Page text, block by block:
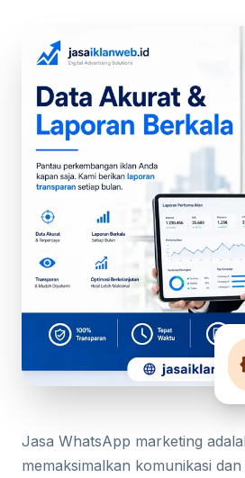
Jasa WhatsApp marketing
memaksimalkan komunikasi